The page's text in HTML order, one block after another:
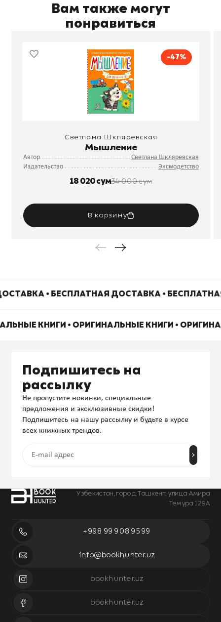
Вам также могут
понравиться
-47%
Светлана Шкляревская
Мышление
Автор
Светлана Шкляревская
Издательство
Эксмодетство
18 020 сум34 000 сум
В корзину
• БЕСПЛАТНАЯ ДОСТАВКА •
КНИГИ • ОРИГИНАЛЬНЫЕ КНИГИ •
Узбекистан, город Ташкент, улица Амира
Темура 129А
+998 99 908 95 99
info@bookhunter.uz
bookhunter.uz
bookhunter.uz
Подпишитесь на
рассылку
Не пропустите новинки, специальные
предложения и эксклюзивные скидки!
Подпишитесь на нашу рассылку и будьте в курсе
всех книжных трендов.